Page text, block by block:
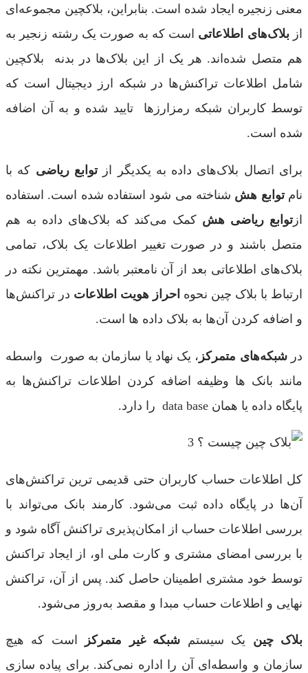
معنی زنجیره ایجاد شده است. بنابراین، بلاکچین مجموعه‌ای
ازبلاک‌های اطلاعاتی است که به صورت یک رشته زنجیر به
هم متصل شده‌اند. هر یک از این بلاک‌ها در بدنه بلاکچین
شامل اطلاعات تراکنش‌ها در شبکه ارز دیجیتال است که
توسط کاربران شبکه رمزارزها تایید شده و به آن اضافه
شده است.
برای اتصال بلاک‌های داده به یکدیگر ازتوابع ریاضی که با
نامتوابع هش شناخته می شود استفاده شده است. استفاده
ازتوابع ریاضی هش کمک می‌کند که بلاک‌های داده به هم
متصل باشند و در صورت تغییر اطلاعات یک بلاک، تمامی
بلاک‌های اطلاعاتی بعد از آن نامعتبر باشد. مهمترین نکته در
ارتباط با بلاک چین نحوه احراز هویت اطلاعات در تراکنش‌ها
و اضافه کردن آن‌ها به بلاک داده ها است.
درشبکه‌های متمرکز ، یک نهاد یا سازمان به صورت واسطه
مانند بانک ها وظیفه اضافه کردن اطلاعات تراکنش‌ها به
پایگاه داده یا همان data base را دارد.
کل اطلاعات حساب کاربران حتی قدیمی ترین تراکنش‌های
آن‌ها در پایگاه داده ثبت می‌شود. کارمند بانک می‌تواند با
بررسی اطلاعات حساب از امکان‌پذیری تراکنش آگاه شود و
با بررسی امضای مشتری و کارت ملی او، از ایجاد تراکنش
توسط خود مشتری اطمینان حاصل کند. پس از آن، تراکنش
نهایی و اطلاعات حساب مبدا و مقصد به‌روز می‌شود.
بلاک چین یک سیستم شبکه غیر متمرکز
است که هیچ
سازمان و واسطه‌ای آن را اداره نمی‌کند. برای پیاده سازی